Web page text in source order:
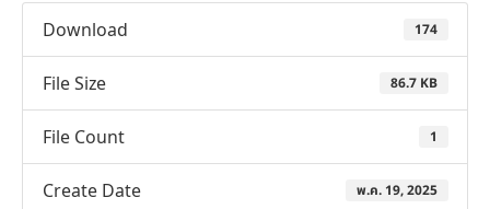
Download 174
File Size 86.7 KB
File Count 1
Create Date พ.ค. 19, 2025